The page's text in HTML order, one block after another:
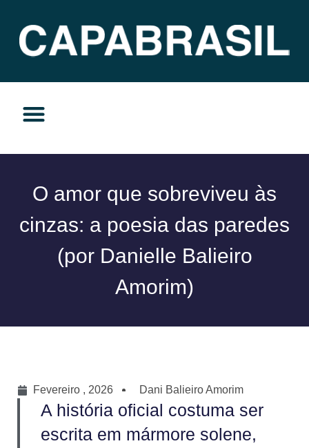
O amor que sobreviveu às
cinzas: a poesia das paredes
(por Danielle Balieiro
Amorim)
Fevereiro , 2026 Dani Balieiro Amorim
A história oficial costuma ser
escrita em mármore solene,